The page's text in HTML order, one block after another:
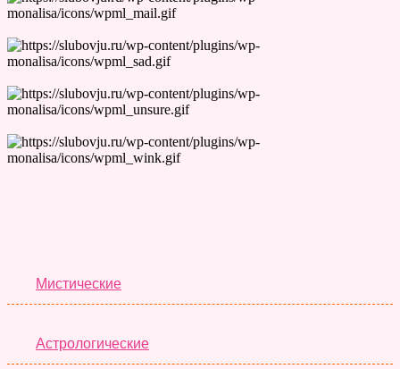
Мистические
Астрологические